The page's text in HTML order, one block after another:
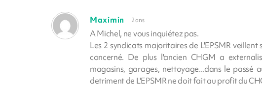
Maximin 2 ans
A Michel, ne vous inquiétez pas.
Les 2 syndicats majoritaires de L'EPSMR
concerné. De plus l'ancien CHGM a
magasins, garages, nettoyage...dans le passé
detriment de L'EPSMR ne doit fait au profit du